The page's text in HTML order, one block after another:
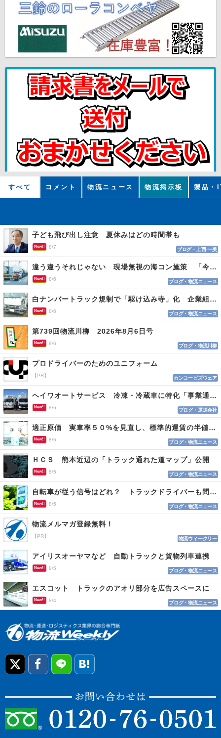
すべて コメント 物流ニュース 物流掲示板 製品・
子ども飛び出し注意 夏休みはどの時間帯も
New!! 8/7 ブログ・上西 一美
違う違うそれじゃない 現場無視の海コン施策 「今でも平均２～３時間は待つ」
New!! 8/6 ブログ・物流ニュース
白ナンバートラック規制で「駆け込み寺」化 企業組合が入会基準を見直しへ
New!! 8/6 ブログ・物流ニュース
第739回物流川柳 2026年8月6日号
New!! 8/6 ブログ・物流川柳
プロドライバーのためのユニフォーム
【PR】 カンコービズウェア
ヘイワオートサービス 冷凍・冷蔵車に特化「事業通じ貢献目指す」
New!! 8/6 ブログ・運送会社
適正原価 実車率５０%を見直し、標準的運賃の半値の恐れも
New!! 8/5 ブログ・物流ニュース
ＨＣＳ 熊本近辺の「トラック通れた道マップ」公開
New!! 8/5 ブログ・物流ニュース
自転車が従う信号はどれ？ トラックドライバーも問われる認識
New!! 8/5 ブログ・物流ニュース
物流メルマガ登録無料！
【PR】 物流ウィークリー
アイリスオーヤマなど 自動トラックと貨物列車連携
New!! 8/5 ブログ・物流ニュース
エスコット トラックのアオリ部分を広告スペースに
New!! 8/4 ブログ・物流ニュース